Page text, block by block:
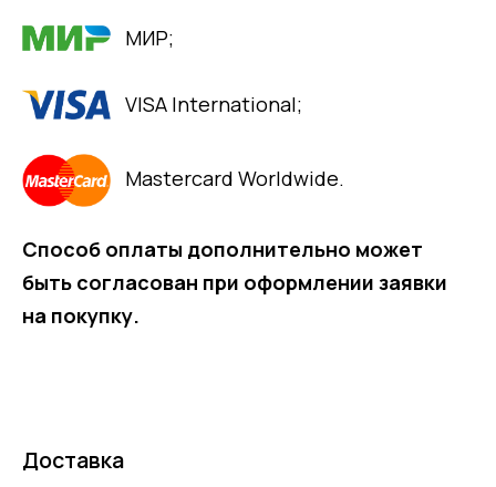
МИР;
VISA International;
Mastercard Worldwide.
Способ оплаты дополнительно может
быть согласован при оформлении заявки
на покупку.
Доставка